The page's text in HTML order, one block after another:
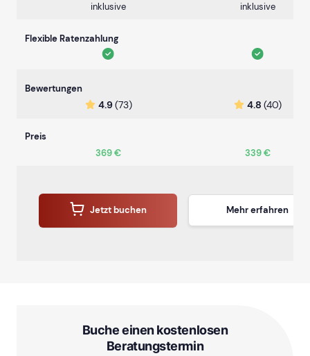
inklusive
inklusive
Flexible Ratenzahlung
Bewertungen
4.9(73) 4.8 (40)
Preis
369 €
339 €
Jetzt buchen Mehr erfahren
Buche einen kostenlosen
Beratungstermin